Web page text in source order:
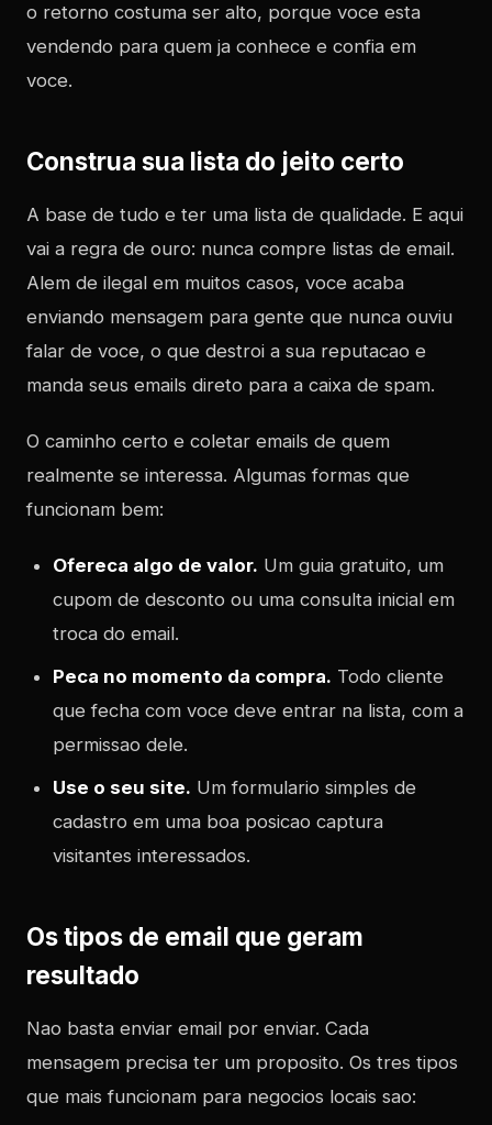
o retorno costuma ser alto, porque voce esta
vendendo para quem ja conhece e confia em
voce.
Construa sua lista do jeito certo
A base de tudo e ter uma lista de qualidade. E aqui
vai a regra de ouro: nunca compre listas de email.
Alem de ilegal em muitos casos, voce acaba
enviando mensagem para gente que nunca ouviu
falar de voce, o que destroi a sua reputacao e
manda seus emails direto para a caixa de spam.
O caminho certo e coletar emails de quem
realmente se interessa. Algumas formas que
funcionam bem:
Ofereca algo de valor. Um guia gratuito, um
cupom de desconto ou uma consulta inicial em
troca do email.
Peca no momento da compra. Todo cliente
que fecha com voce deve entrar na lista, com a
permissao dele.
Use o seu site. Um formulario simples de
cadastro em uma boa posicao captura
visitantes interessados.
Os tipos de email que geram
resultado
Nao basta enviar email por enviar. Cada
mensagem precisa ter um proposito. Os tres tipos
que mais funcionam para negocios locais sao: